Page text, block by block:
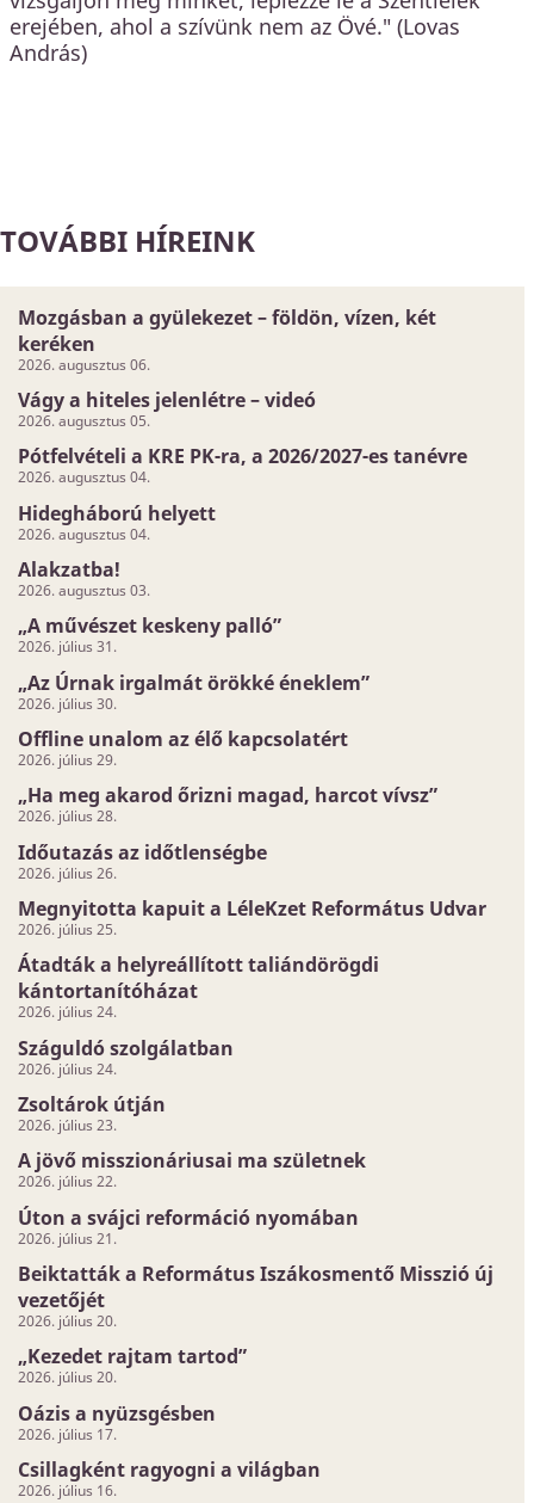
erejében, ahol a szívünk nem az Övé." (Lovas
András)
TOVÁBBI HÍREINK
Mozgásban a gyülekezet – földön, vízen, két
keréken
2026. augusztus 06.
Vágy a hiteles jelenlétre – videó
2026. augusztus 05.
Pótfelvételi a KRE PK-ra, a 2026/2027-es tanévre
2026. augusztus 04.
Hidegháború helyett
2026. augusztus 04.
Alakzatba!
2026. augusztus 03.
„A művészet keskeny palló”
2026. július 31.
„Az Úrnak irgalmát örökké éneklem”
2026. július 30.
Offline unalom az élő kapcsolatért
2026. július 29.
„Ha meg akarod őrizni magad, harcot vívsz”
2026. július 28.
Időutazás az időtlenségbe
2026. július 26.
Megnyitotta kapuit a LéleKzet Református Udvar
2026. július 25.
Átadták a helyreállított taliándörögdi
kántortanítóházat
2026. július 24.
Száguldó szolgálatban
2026. július 24.
Zsoltárok útján
2026. július 23.
A jövő misszionáriusai ma születnek
2026. július 22.
Úton a svájci reformáció nyomában
2026. július 21.
Beiktatták a Református Iszákosmentő Misszió új
vezetőjét
2026. július 20.
„Kezedet rajtam tartod”
2026. július 20.
Oázis a nyüzsgésben
2026. július 17.
Csillagként ragyogni a világban
2026. július 16.